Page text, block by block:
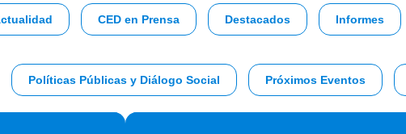
CED en Prensa Destacados Informes
Políticas Públicas y Diálogo Social Próximos Eventos